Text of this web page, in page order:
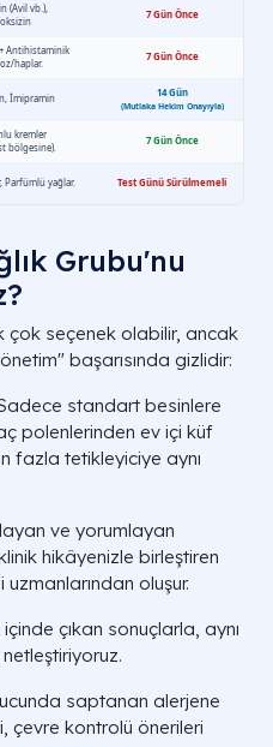
Grubu'nu
çok seçenek olabilir, ancak
başarısında gizlidir:
standart besinlere
polenlerinden ev içi küf
fazla tetikleyiciye aynı
ve yorumlayan
hikâyenizle birleştiren
oluşur.
çıkan sonuçlarla, aynı
netleştiriyoruz.
saptanan alerjene
çevre kontrolü önerileri